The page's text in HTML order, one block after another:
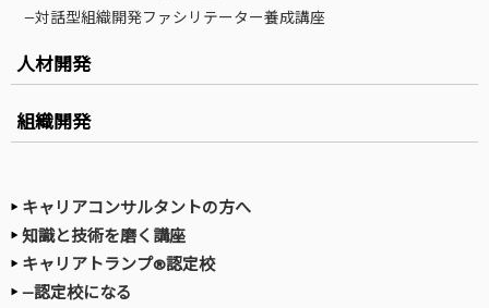
—対話型組織開発ファシリテーター養成講座
人材開発
組織開発
キャリアコンサルタントの方へ
知識と技術を磨く講座
キャリアトランプ®認定校
—認定校になる